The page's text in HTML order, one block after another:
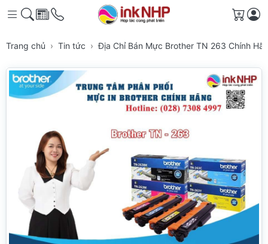
Giỏ
Trang chủ Tin tức Địa Chỉ Bán Mực Brother TN 263 Chính